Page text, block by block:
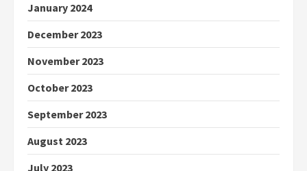
January 2024
December 2023
November 2023
October 2023
September 2023
August 2023
July 2023